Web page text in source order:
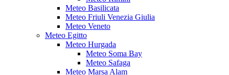
Meteo Basilicata
Meteo Friuli Venezia Giulia
Meteo Veneto
Meteo Egitto
Meteo Hurgada
Meteo Soma Bay
Meteo Safaga
Meteo Marsa Alam